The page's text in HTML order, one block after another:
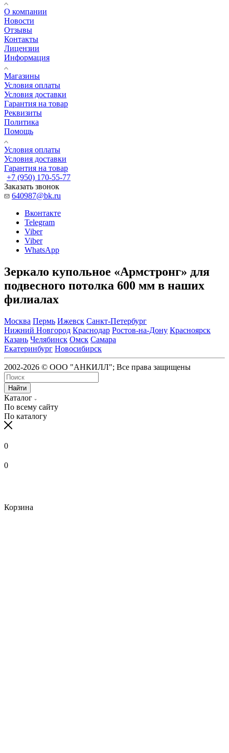
О компании
Новости
Отзывы
Контакты
Лицензии
Информация
Магазины
Условия оплаты
Условия доставки
Гарантия на товар
Реквизиты
Политика
Помощь
Условия оплаты
Условия доставки
Гарантия на товар
+7 (950) 170-55-77
Заказать звонок
640987@bk.ru
Вконтакте
Telegram
Viber
Viber
WhatsApp
Зеркало купольное «Армстронг» для
подвесного потолка 600 мм в наших
филиалах
Москва Пермь Ижевск Санкт-Петербург
Нижний Новгород Краснодар Ростов-на-Дону Красноярск
Казань Челябинск Омск Самара
Екатеринбург Новосибирск
2002-2026 © ООО "АНКИЛЛ"; Все права защищены
Найти
Каталог
По всему сайту
По каталогу
0
0
Корзина